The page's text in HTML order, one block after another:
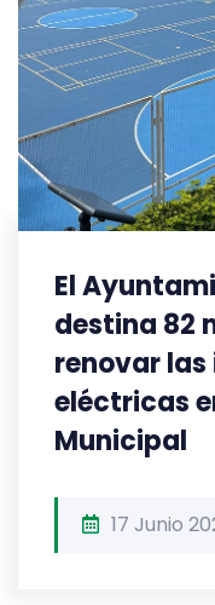
El
destina 82
renovar
eléctricas
Municipal
17 Junio